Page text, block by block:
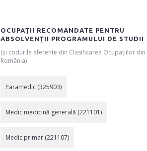
OCUPAȚII RECOMANDATE PENTRU
ABSOLVENȚII PROGRAMULUI DE STUDII
(și codurile aferente din Clasificarea Ocupațiilor din
România)
Paramedic (325903)
Medic medicină generală (221101)
Medic primar (221107)